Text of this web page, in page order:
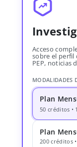
Acceso
sobre el perfil
PEP, noticias
MODALIDADES
Plan
50 créditos •
Plan
200 créditos